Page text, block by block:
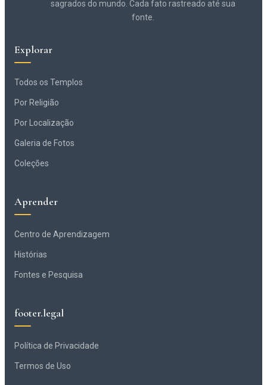
sagrados do mundo. Cada fato rastreado até sua
fonte.
Explorar
Todos os Templos
Por Religião
Por Localização
Galeria de Fotos
Coleções
Aprender
Centro de Aprendizagem
Histórias
Fontes e Pesquisa
footer.legal
Política de Privacidade
Termos de Uso